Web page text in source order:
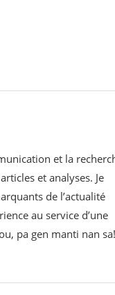
et la
et analyses. Je
de l’actualité
au service d’une
pa gen manti nan sa!